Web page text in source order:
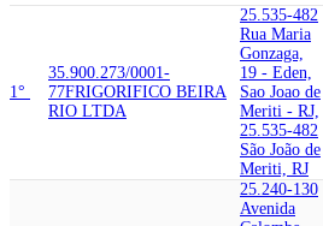
1°
35.900.273/0001-
77FRIGORIFICO BEIRA
RIO LTDA
25.535-482
Rua Maria
Gonzaga,
19 - Eden,
Sao Joao de
Meriti - RJ,
25.535-482
São João de
Meriti, RJ
25.240-130
Avenida